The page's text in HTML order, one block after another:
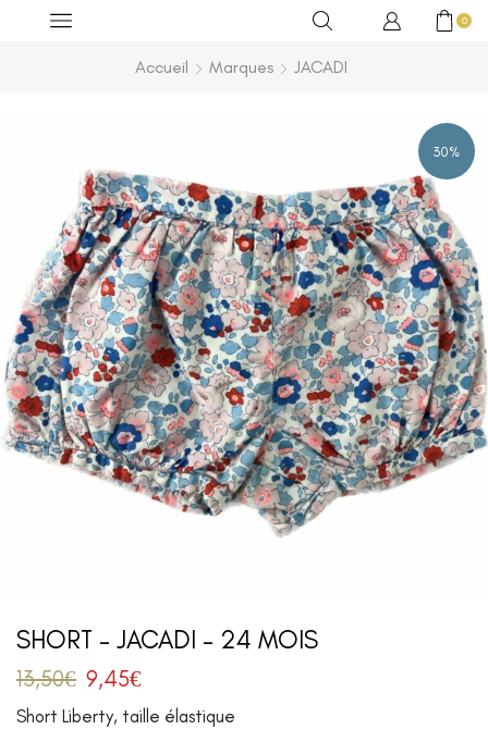
0
Accueil Marques JACADI
30%
SHORT – JACADI – 24 MOIS
13,50€ 9,45€
Short Liberty, taille élastique